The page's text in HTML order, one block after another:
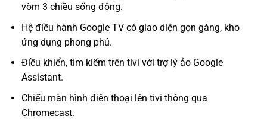
vòm 3 chiều sống động.
Hệ điều hành Google TV có giao diện gọn gàng, kho
ứng dụng phong phú.
Điều khiển, tìm kiếm trên tivi với trợ lý ảo Google
Assistant.
Chiếu màn hình điện thoại lên tivi thông qua
Chromecast.